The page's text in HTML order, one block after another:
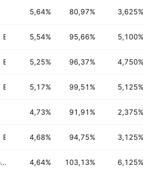
Equinor ASA 3.625% 06-APR-2040
5,64% 80,97% 3,625%
5,54% 95,66% 5,100%
5,25% 96,37% 4,750%
5,17% 99,51% 5,125%
4,73% 91,91% 2,375%
4,68% 94,75% 3,125%
Equinor ASA 6.125% 27-NOV-2028 4,64% 103,13% 6,125%